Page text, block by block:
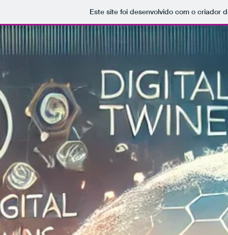
Este site foi desenvolvido com o criador